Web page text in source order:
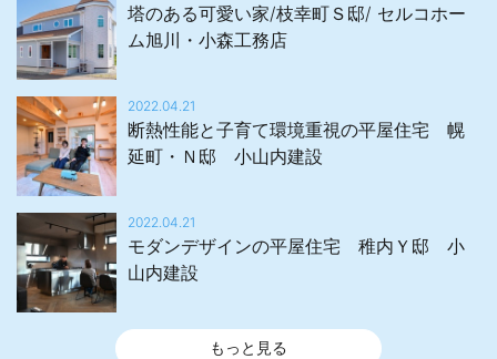
塔のある可愛い家/枝幸町Ｓ邸/ セルコホー
ム旭川・小森工務店
2022.04.21
断熱性能と子育て環境重視の平屋住宅 幌
延町・Ｎ邸 小山内建設
2022.04.21
モダンデザインの平屋住宅 稚内Ｙ邸 小
山内建設
もっと見る